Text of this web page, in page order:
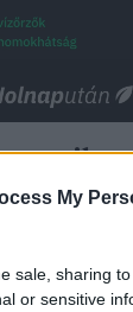
My
sale, sharing
or sensitive
|